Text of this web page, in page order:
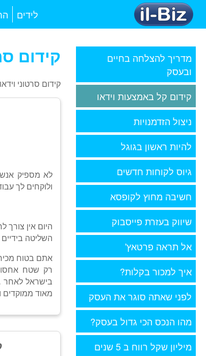
לידים
מדריך להצלחה בחיים
ובעסק
קידום קל באמצעות וידאו
ניצול הזדמנויות
להיות ראשון בגוגל
גיוס לקוחות חדשים
חשיבה מחוץ לקופסא
שיווק בעזרת פייסבוק
אל תראה פרטאץ'
איך למכור בקלות?
לפני שאתה סוגר את העסק
מהו הנכס הכי גדול בעסק?
מיליון שקל רווח ב 5 שנים
קידום
קידום סרטוני
לא מספיק
ולוקחים לך
היום אין צורך
השליטה
אתם בטוח
רק שטח
בישראל לאחר
מאוד ממוקדים